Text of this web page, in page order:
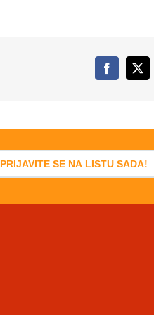
Facebook
X
PRIJAVITE SE NA LISTU SADA!